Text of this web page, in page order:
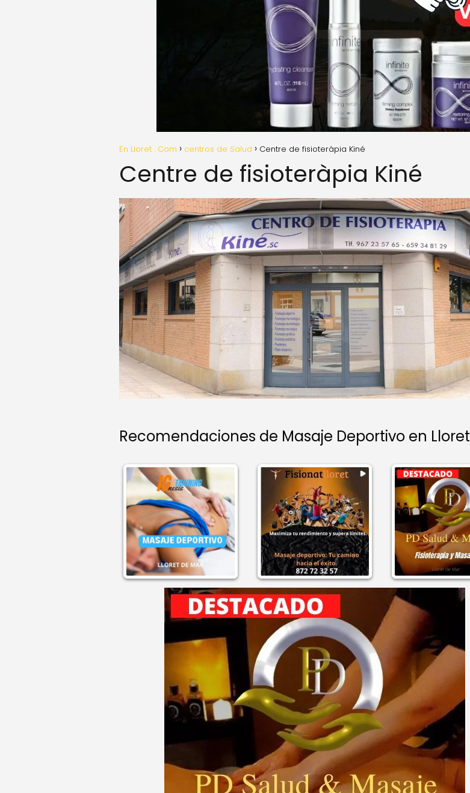
En Lloret . Com centros de Salud Centre de fisioteràpia Kiné
Centre de fisioteràpia Kiné
Recomendaciones de Masaje Deportivo en Lloret